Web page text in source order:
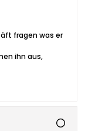
fragen was er
ihn aus,